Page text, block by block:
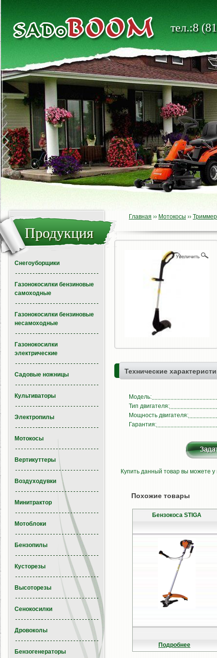
тел.:8
Главная ›› Мотокосы ››
Технические
Модель:
Тип двигателя:
Мощность двигателя:
Гарантия:
Купить данный товар вы можете
Похожие товары
Бензокоса STIGA
Подробнее
Продукция
Снегоуборщики
Газонокосилки бензиновые
самоходные
Газонокосилки бензиновые
несамоходные
Газонокосилки
электрические
Садовые ножницы
Культиваторы
Электропилы
Мотокосы
Вертикуттеры
Воздуходувки
Минитрактор
Мотоблоки
Бензопилы
Кусторезы
Высоторезы
Сенокосилки
Дровоколы
Бензогенераторы